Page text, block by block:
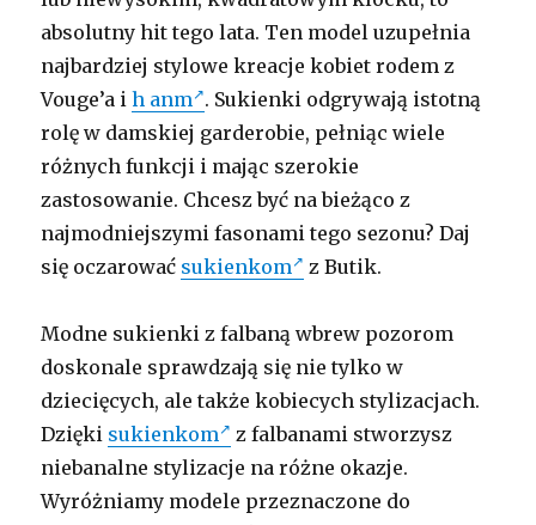
absolutny hit tego lata. Ten model uzupełnia
najbardziej stylowe kreacje kobiet rodem z
Vouge’a ih anm . Sukienki odgrywają istotną
rolę w damskiej garderobie, pełniąc wiele
różnych funkcji i mając szerokie
zastosowanie. Chcesz być na bieżąco z
najmodniejszymi fasonami tego sezonu? Daj
się oczarować sukienkom z Butik.
Modne sukienki z falbaną wbrew pozorom
doskonale sprawdzają się nie tylko w
dziecięcych, ale także kobiecych stylizacjach.
Dzięki sukienkom
z falbanami stworzysz
niebanalne stylizacje na różne okazje.
Wyróżniamy modele przeznaczone do